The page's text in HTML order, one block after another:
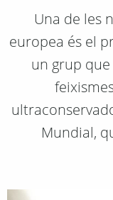
Una de les
europea és el
un grup
Mundial,